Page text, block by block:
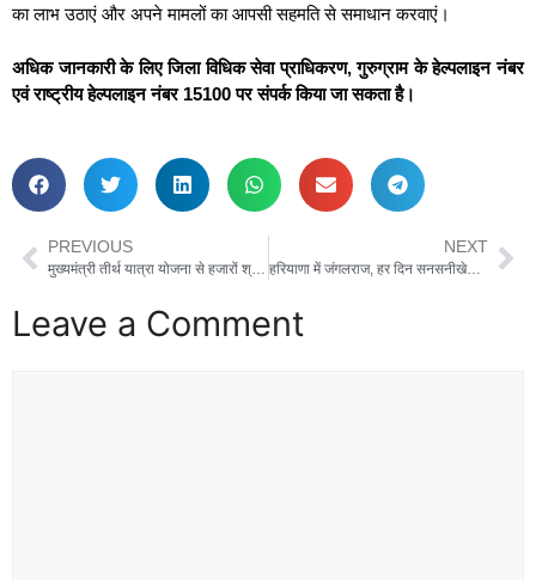
का लाभ उठाएं और अपने मामलों का आपसी सहमति से समाधान करवाएं।
अधिक जानकारी के लिए जिला विधिक सेवा प्राधिकरण, गुरुग्राम के हेल्पलाइन नंबर
एवं राष्ट्रीय हेल्पलाइन नंबर 15100 पर संपर्क किया जा सकता है।
PREVIOUS
मुख्यमंत्री तीर्थ यात्रा योजना से हजारों श्रद्धालुओं को मिल रहा आध्यात्मिक लाभ : विधायक मुकेश शर्मा
NEXT
हरियाणा में जंगलराज, हर दिन सनसनीखेज वारदातों से दहल रहा हरियाणा – दिग्विजय चौटाला
Leave a Comment